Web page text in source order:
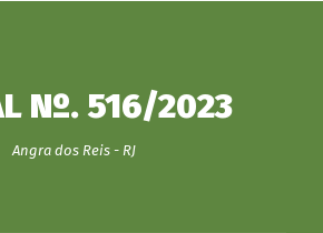
Nº. 516/2023
Angra dos Reis - RJ